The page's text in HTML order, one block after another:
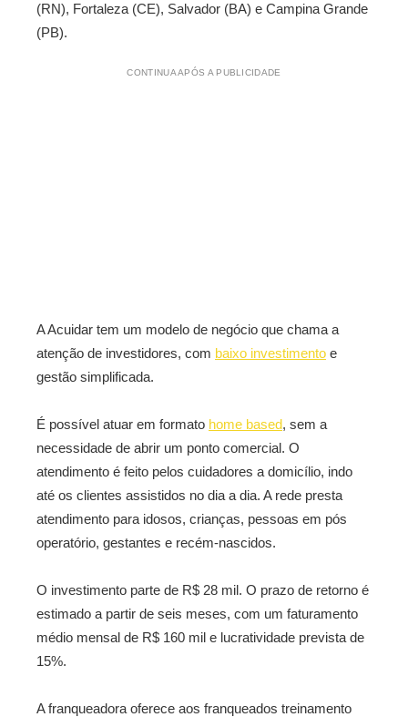
(RN), Fortaleza (CE), Salvador (BA) e Campina Grande
(PB).
CONTINUA APÓS A PUBLICIDADE
A Acuidar tem um modelo de negócio que chama a
atenção de investidores, com baixo investimento e
gestão simplificada.
É possível atuar em formato home based, sem a
necessidade de abrir um ponto comercial. O
atendimento é feito pelos cuidadores a domicílio, indo
até os clientes assistidos no dia a dia. A rede presta
atendimento para idosos, crianças, pessoas em pós
operatório, gestantes e recém-nascidos.
O investimento parte de R$ 28 mil. O prazo de retorno é
estimado a partir de seis meses, com um faturamento
médio mensal de R$ 160 mil e lucratividade prevista de
15%.
A franqueadora oferece aos franqueados treinamento